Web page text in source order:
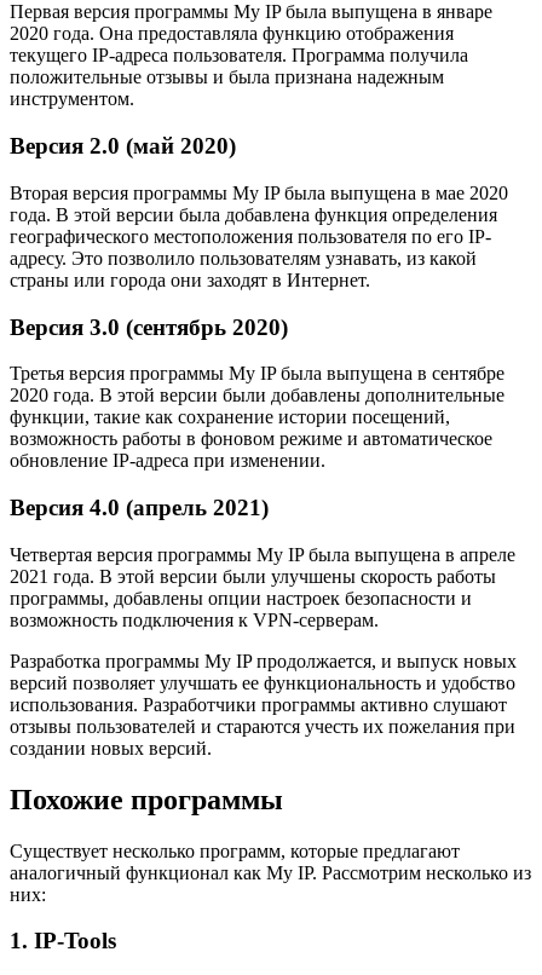
Первая версия программы My IP была выпущена в январе
2020 года. Она предоставляла функцию отображения
текущего IP-адреса пользователя. Программа получила
положительные отзывы и была признана надежным
инструментом.
Версия 2.0 (май 2020)
Вторая версия программы My IP была выпущена в мае 2020
года. В этой версии была добавлена функция определения
географического местоположения пользователя по его IP-
адресу. Это позволило пользователям узнавать, из какой
страны или города они заходят в Интернет.
Версия 3.0 (сентябрь 2020)
Третья версия программы My IP была выпущена в сентябре
2020 года. В этой версии были добавлены дополнительные
функции, такие как сохранение истории посещений,
возможность работы в фоновом режиме и автоматическое
обновление IP-адреса при изменении.
Версия 4.0 (апрель 2021)
Четвертая версия программы My IP была выпущена в апреле
2021 года. В этой версии были улучшены скорость работы
программы, добавлены опции настроек безопасности и
возможность подключения к VPN-серверам.
Разработка программы My IP продолжается, и выпуск новых
версий позволяет улучшать ее функциональность и удобство
использования. Разработчики программы активно слушают
отзывы пользователей и стараются учесть их пожелания при
создании новых версий.
Похожие программы
Существует несколько программ, которые предлагают
аналогичный функционал как My IP. Рассмотрим несколько из
них:
1. IP-Tools